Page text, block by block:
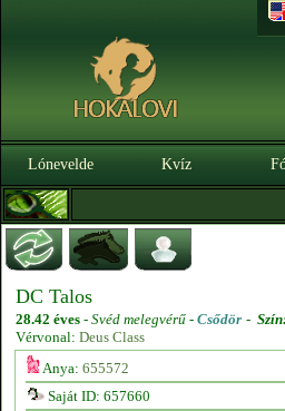
Lónevelde Kvíz
DC Talos
28.42 éves - Svéd melegvérű - Csődör -
Vérvonal: Deus Class
Anya: 655572
Saját ID: 657660